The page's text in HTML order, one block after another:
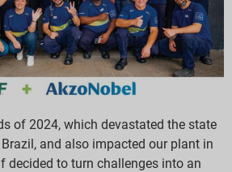
of 2024, which devastated the state
and also impacted our plant in
decided to turn challenges into an